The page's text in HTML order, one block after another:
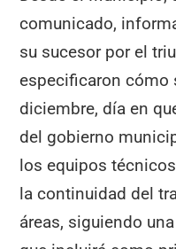
comunicado,
su sucesor por el
especificaron cómo
diciembre, día en
del gobierno
los equipos
la continuidad del
áreas, siguiendo